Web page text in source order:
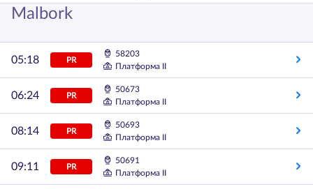
Malbork
05:18 PR
58203
Платформа II
06:24 PR
50673
Платформа II
08:14 PR
50693
Платформа II
09:11 PR
50691
Платформа II